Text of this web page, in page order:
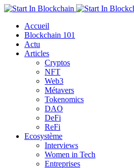
Accueil
Blockchain 101
Actu
Articles
Cryptos
NFT
Web3
Métavers
Tokenomics
DAO
DeFi
ReFi
Ecosystème
Interviews
Women in Tech
Entreprises